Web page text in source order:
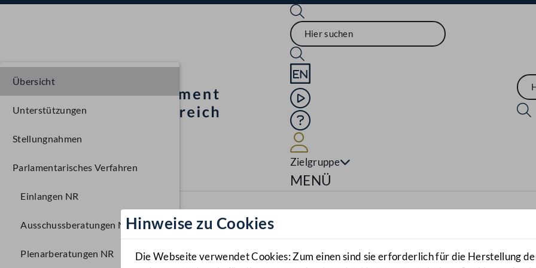
Sprache English
Mediathek
Hilfe
Zielgruppe
Navigationsmenü öffnen
MENÜ
Hinweise zu Cookies
Die Webseite verwendet Cookies: Zum einen sind sie erforderlich für die Herstellung
Übersicht
Unterstützungen
Stellungnahmen
Parlamentarisches Verfahren
Einlangen NR
Ausschussberatungen NR
Plenarberatungen NR